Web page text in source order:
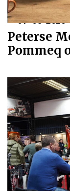
07-08-2026
Peterse
Pommeq